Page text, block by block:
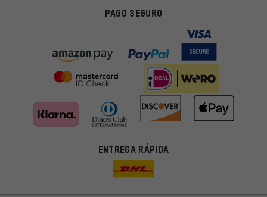
PAGO SEGURO
ENTREGA RÁPIDA